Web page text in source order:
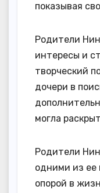
показывая
Родители
интересы и
творческий
дочери в
могла
Родители
одними из ее
опорой в